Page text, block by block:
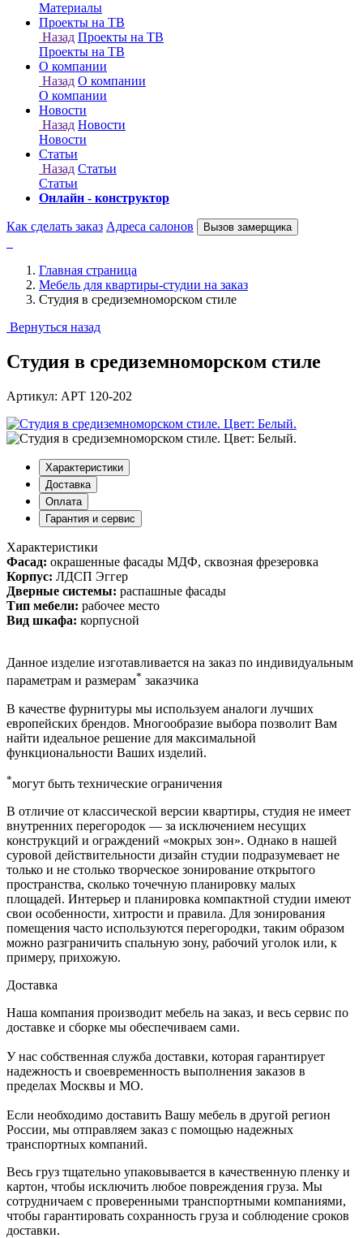
Онлайн - конструктор
Как сделать заказ Адреса салонов Вызов замерщика
Главная страница
Мебель для квартиры-студии на заказ
Студия в средиземноморском стиле
Вернуться назад
Студия в средиземноморском стиле
Артикул: АРТ 120-202
Характеристики
Доставка
Оплата
Гарантия и сервис
Характеристики
Фасад: окрашенные фасады МДФ, сквозная фрезеровка
Корпус: ЛДСП Эггер
Дверные системы: распашные фасады
Тип мебели: рабочее место
Вид шкафа: корпусной
Данное изделие изготавливается на заказ по индивидуальным
параметрам и размерам* заказчика
В качестве фурнитуры мы используем аналоги лучших
европейских брендов. Многообразие выбора позволит Вам
найти идеальное решение для максимальной
функциональности Ваших изделий.
*могут быть технические ограничения
В отличие от классической версии квартиры, студия не имеет
внутренних перегородок — за исключением несущих
конструкций и ограждений «мокрых зон». Однако в нашей
суровой действительности дизайн студии подразумевает не
только и не столько творческое зонирование открытого
пространства, сколько точечную планировку малых
площадей. Интерьер и планировка компактной студии имеют
свои особенности, хитрости и правила. Для зонирования
помещения часто используются перегородки, таким образом
можно разграничить спальную зону, рабочий уголок или, к
примеру, прихожую.
Доставка
Наша компания производит мебель на заказ, и весь сервис по
доставке и сборке мы обеспечиваем сами.
У нас собственная служба доставки, которая гарантирует
надежность и своевременность выполнения заказов в
пределах Москвы и МО.
Если необходимо доставить Вашу мебель в другой регион
России, мы отправляем заказ с помощью надежных
транспортных компаний.
Весь груз тщательно упаковывается в качественную пленку и
картон, чтобы исключить любое повреждения груза. Мы
сотрудничаем с проверенными транспортными компаниями,
чтобы гарантировать сохранность груза и соблюдение сроков
доставки.